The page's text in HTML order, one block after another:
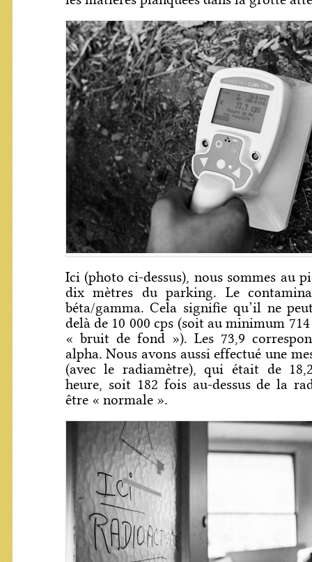
Ici (photo ci-dessus), nous sommes au
dix mètres du parking. Le
béta/gamma. Cela signifie qu’il ne
delà de 10 000 cps (soit au minimum
« bruit de fond »). Les 73,9
alpha. Nous avons aussi effectué une
(avec le radiamètre), qui était de
heure, soit 182 fois au-dessus de la
être « normale ».